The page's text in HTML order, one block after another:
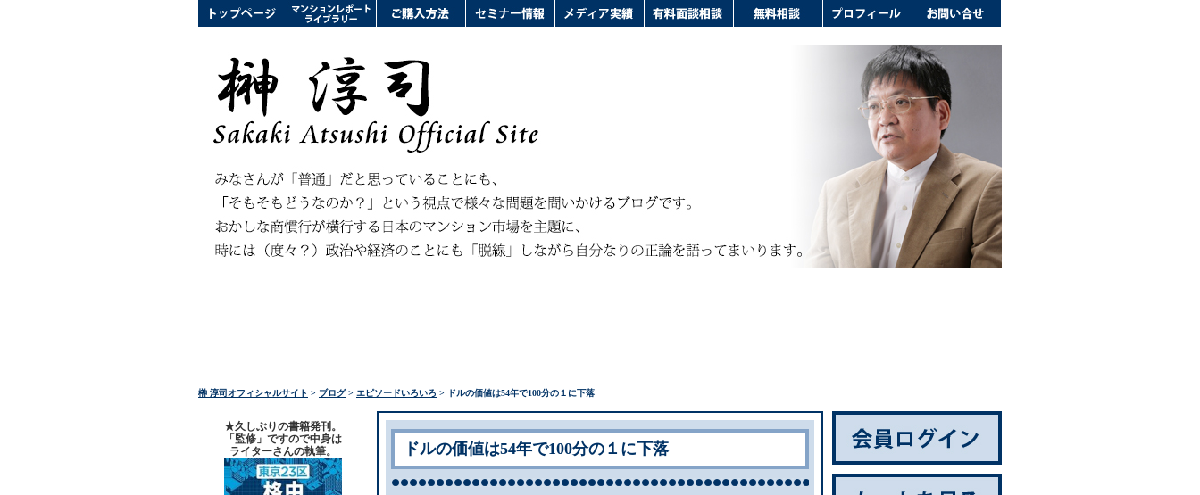
榊 淳司オフィシャルサイト > ブログ> エピソードいろいろ > ドルの価値は54年で100分の１に下落
★久しぶりの書籍発刊。
「監修」ですので中身は
ライターさんの執筆。
ドルの価値は54年で100分の１に下落